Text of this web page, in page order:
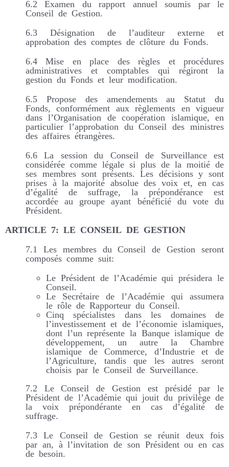
6.2 Examen du rapport annuel soumis par le
Conseil de Gestion.
6.3 Désignation de l’auditeur externe et
approbation des comptes de clôture du Fonds.
6.4 Mise en place des règles et procédures
administratives et comptables qui régiront la
gestion du Fonds et leur modification.
6.5 Propose des amendements au Statut du
Fonds, conformément aux règlements en vigueur
dans l’Organisation de coopération islamique, en
particulier l’approbation du Conseil des ministres
des affaires étrangères.
6.6 La session du Conseil de Surveillance est
considérée comme légale si plus de la moitié de
ses membres sont présents. Les décisions y sont
prises à la majorité absolue des voix et, en cas
d’égalité de suffrage, la prépondérance est
accordée au groupe ayant bénéficié du vote du
Président.
ARTICLE 7: LE CONSEIL DE GESTION
7.1 Les membres du Conseil de Gestion seront
composés comme suit:
Le Président de l’Académie qui présidera le
Conseil.
Le Secrétaire de l’Académie qui assumera
le rôle de Rapporteur du Conseil.
Cinq spécialistes dans les domaines de
l’investissement et de l’économie islamiques,
dont l’un représente la Banque islamique de
développement, un autre la Chambre
islamique de Commerce, d’Industrie et de
l’Agriculture, tandis que les autres seront
choisis par le Conseil de Surveillance.
7.2 Le Conseil de Gestion est présidé par le
Président de l’Académie qui jouit du privilège de
la voix prépondérante en cas d’égalité de
suffrage.
7.3 Le Conseil de Gestion se réunit deux fois
par an, à l’invitation de son Président ou en cas
de besoin.